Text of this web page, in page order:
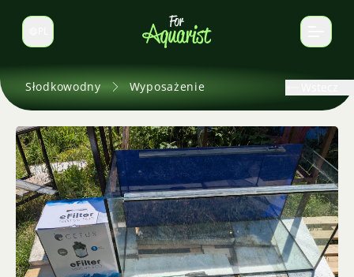
Zmień język
Słodkowodny Wyposażenie